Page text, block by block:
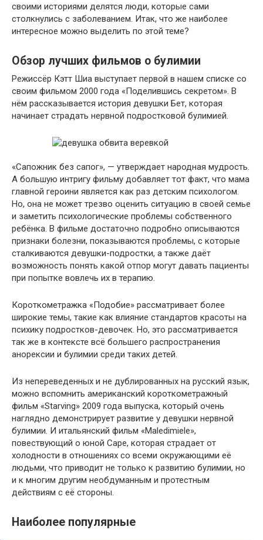
своими историями делятся люди, которые сами
столкнулись с заболеванием. Итак, что же наиболее
интересное можно выделить по этой теме?
Обзор лучших фильмов о булимии
Режиссёр Кэтт Шиа выступает первой в нашем списке со
своим фильмом 2000 года «Поделившись секретом». В
нём рассказывается история девушки Бет, которая
начинает страдать нервной подростковой булимией.
«Сапожник без сапог», — утверждает народная мудрость.
А большую интригу фильму добавляет тот факт, что мама
главной героини является как раз детским психологом.
Но, она не может трезво оценить ситуацию в своей семье
и заметить психологические проблемы собственного
ребёнка. В фильме достаточно подробно описываются
признаки болезни, показываются проблемы, с которые
сталкиваются девушки-подростки, а также даёт
возможность понять какой отпор могут давать пациенты
при попытке вовлечь их в терапию.
Короткометражка «Подобие» рассматривает более
широкие темы, такие как влияние стандартов красоты на
психику подростков-девочек. Но, это рассматривается
так же в контексте всё большего распространения
анорексии и булимии среди таких детей.
Из непереведенных и не дублированных на русский язык,
можно вспомнить американский короткометражный
фильм «Starving» 2009 года выпуска, который очень
наглядно демонстрирует развитие у девушки нервной
булимии. И итальянский фильм «Maledimiele»,
повествующий о юной Саре, которая страдает от
холодности в отношениях со всеми окружающими её
людьми, что приводит не только к развитию булимии, но
и к многим другим необдуманным и протестным
действиям с её стороны.
Наиболее популярные